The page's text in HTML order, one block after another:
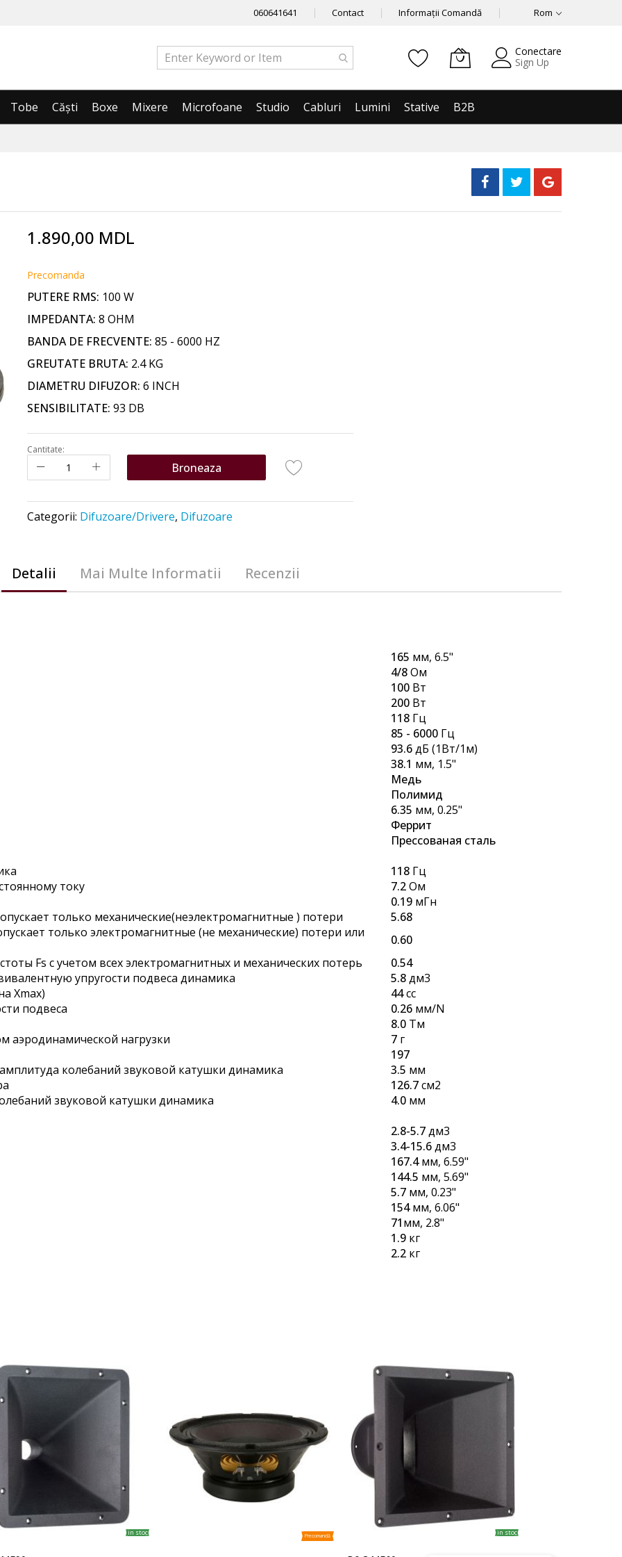
060641641 Contact Informații Comandă Rom
Conectare
Sign Up
Tobe Căști Boxe Mixere Microfoane Studio Cabluri Lumini Stative
B2B
1.890,00 MDL
Precomanda
PUTERE RMS: 100 W
IMPEDANTA: 8 OHM
BANDA DE FRECVENTE: 85 - 6000 HZ
GREUTATE BRUTA: 2.4 KG
DIAMETRU DIFUZOR: 6 INCH
SENSIBILITATE: 93 DB
Cantitate:
Broneaza
Categorii: Difuzoare/Drivere, Difuzoare
Detalii
165 мм, 6.5"
4/8Ом
100 Вт
200 Вт
118 Гц
85 - 6000 Гц
93.6дБ (1Вт/1м)
38.1 мм, 1.5"
Медь
Полимид
6.35 мм, 0.25"
Феррит
Прессованая сталь
118 Гц
току 7.2Ом
0.19 мГн
только механические(неэлектромагнитные ) потери
5.68
только электромагнитные (не механические) потери или
0.60
Fs с учетом всех электромагнитных и механических потерь
0.54
упругости подвеса динамика 5.8дм3
Xmax) 44cc
подвеса 0.26 мм/N
8.0 Тм
аэродинамической нагрузки 7 г
197
колебаний звуковой катушки динамика 3.5 мм
126.7см2
звуковой катушки динамика 4.0 мм
2.8-5.7дм3
3.4-15.6дм3
167.4мм, 6.59"
144.5 мм, 5.69"
5.7 мм, 0.23"
154мм, 6.06"
71мм, 2.8"
1.9 кг
2.2 кг
Mai Multe Informatii Recenzii
in stoc Precomandă in stoc